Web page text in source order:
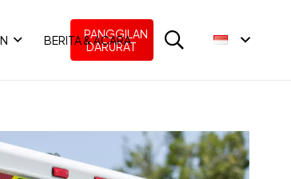
BERITA & ACARA
PANGGILAN
DARURAT